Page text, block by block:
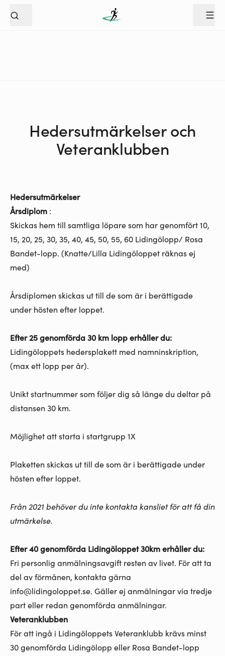
Hedersutmärkelser och
Veteranklubben
Hedersutmärkelser
Årsdiplom :
Skickas hem till samtliga löpare som har genomfört 10,
15, 20, 25, 30, 35, 40, 45, 50, 55, 60 Lidingölopp/ Rosa
Bandet-lopp. (Knatte/Lilla Lidingöloppet räknas ej
med)
Årsdiplomen skickas ut till de som är i berättigade
under hösten efter loppet.
Efter 25 genomförda 30 km lopp erhåller du:
Lidingöloppets hedersplakett med namninskription,
(max ett lopp per år).
Unikt startnummer som följer dig så länge du deltar på
distansen 30 km.
Möjlighet att starta i startgrupp 1X
Plaketten skickas ut till de som är i berättigade under
hösten efter loppet.
Från 2021 behöver du inte kontakta kansliet för att få din
utmärkelse.
Efter 40 genomförda Lidingöloppet 30km erhåller du:
Fri personlig anmälningsavgift resten av livet. För att ta
del av förmånen, kontakta gärna
info@lidingoloppet.se. Gäller ej anmälningar via tredje
part eller redan genomförda anmälningar.
Veteranklubben
För att ingå i Lidingöloppets Veteranklubb krävs minst
30 genomförda Lidingölopp eller Rosa Bandet-lopp